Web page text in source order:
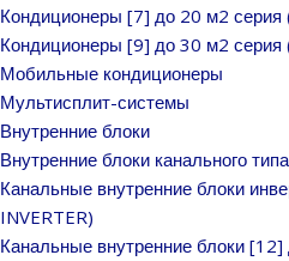
Кондиционеры [7] до 20 м2 серия
Кондиционеры [9] до 30 м2 серия
Мобильные кондиционеры
Мультисплит-системы
Внутренние блоки
Внутренние блоки канального типа
Канальные внутренние блоки
INVERTER)
Канальные внутренние блоки